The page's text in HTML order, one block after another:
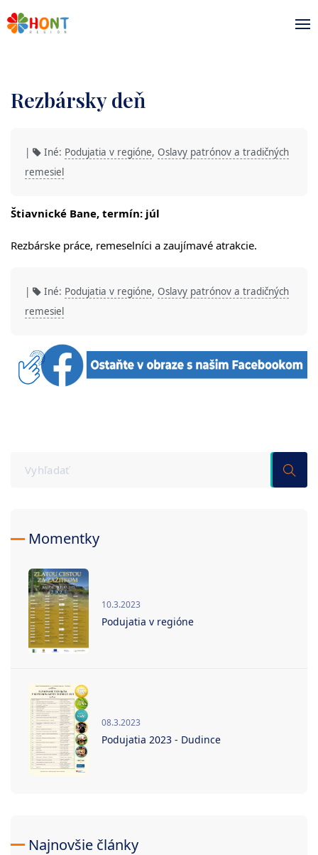
Rezbársky deň
| Iné: Podujatia v regióne, Oslavy patrónov a tradičných
remesiel
Štiavnické Bane, termín: júl
Rezbárske práce, remeselníci a zaujímavé atrakcie.
| Iné: Podujatia v regióne, Oslavy patrónov a tradičných
remesiel
Momentky
10.3.2023
Podujatia v regióne
08.3.2023
Podujatia 2023 - Dudince
Najnovšie články